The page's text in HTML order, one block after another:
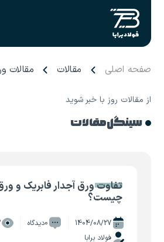
صفحه اصلی مقالات مقالات
از مقالات روز با خبر شوید
سینگل مقالات
تفاوت ورق آجدار فابریک و
چیست؟
1404/08/27 0دیدگاه
فولاد برابا